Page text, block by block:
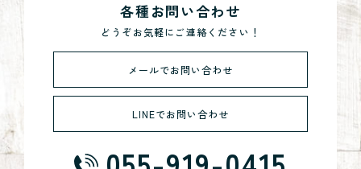
各種お問い合わせ
どうぞお気軽にご連絡ください！
メールでお問い合わせ
LINEでお問い合わせ